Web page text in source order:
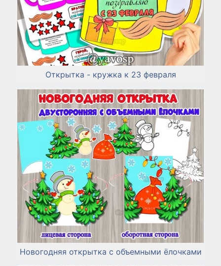
Открытка - кружка к 23 февраля
Новогодняя открытка с объемными ёлочками